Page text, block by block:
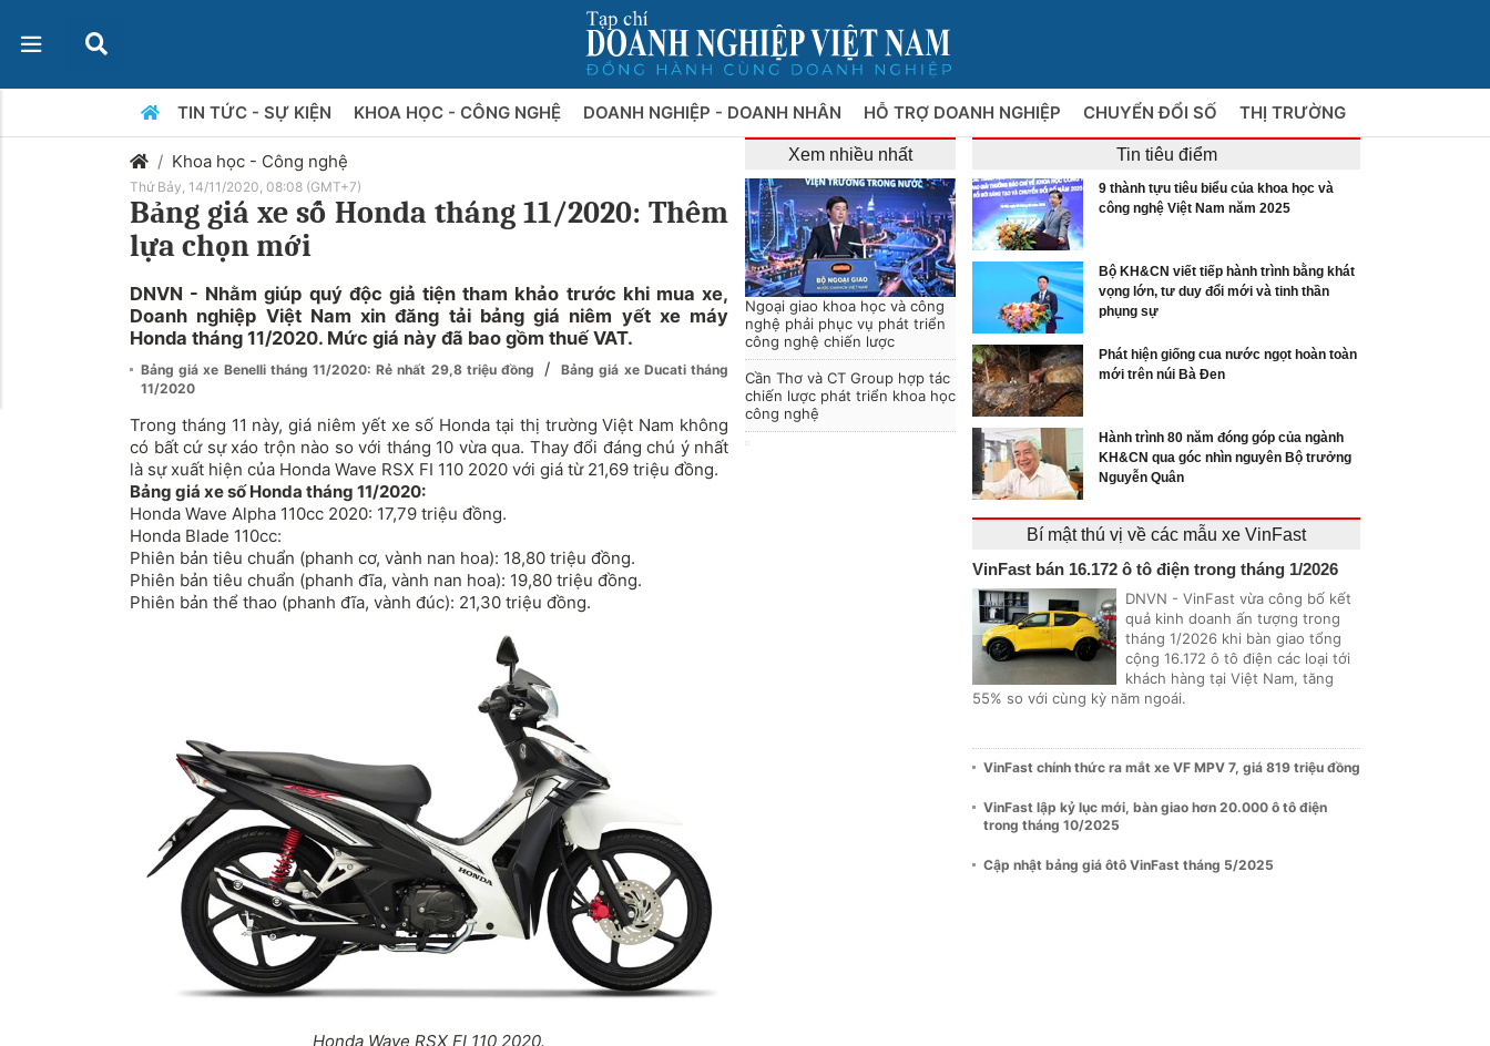
TIN TỨC - SỰ KIỆN KHOA HỌC - CÔNG NGHỆ DOANH NGHIỆP - DOANH NHÂN HỖ TRỢ DOANH NGHIỆP CHUYỂN ĐỔI SỐ THỊ TRƯỜNG
Khoa học - Công nghệ
Thứ Bảy, 14/11/2020, 08:08 (GMT+7)
Bảng giá xe số Honda tháng 11/2020: Thêm
lựa chọn mới
DNVN - Nhằm giúp quý độc giả tiện tham khảo trước khi mua xe,
Doanh nghiệp Việt Nam xin đăng tải bảng giá niêm yết xe máy
Honda tháng 11/2020. Mức giá này đã bao gồm thuế VAT.
Bảng giá xe Benelli tháng 11/2020: Rẻ nhất 29,8 triệu đồng /
Bảng giá xe Ducati tháng
11/2020
Trong tháng 11 này, giá niêm yết xe số Honda tại thị trường Việt Nam không
có bất cứ sự xáo trộn nào so với tháng 10 vừa qua. Thay đổi đáng chú ý nhất
là sự xuất hiện của Honda Wave RSX FI 110 2020 với giá từ 21,69 triệu đồng.
Bảng giá xesố Honda tháng 11/2020:
Honda Wave Alpha 110cc 2020: 17,79 triệu đồng.
Honda Blade 110cc:
Phiên bản tiêu chuẩn (phanh cơ, vành nan hoa): 18,80 triệu đồng.
Phiên bản tiêu chuẩn (phanh đĩa, vành nan hoa): 19,80 triệu đồng.
Phiên bản thể thao (phanh đĩa, vành đúc): 21,30 triệu đồng.
Honda Wave RSX FI 110 2020.
Xem nhiều nhất
Ngoại giao khoa học và công
nghệ phải phục vụ phát triển
công nghệ chiến lược
Cần Thơ và CT Group hợp tác
chiến lược phát triển khoa học
công nghệ
Tin tiêu điểm
9 thành tựu tiêu biểu của khoa học và
công nghệ Việt Nam năm 2025
Bộ KH&CN viết tiếp hành trình bằng khát
vọng lớn, tư duy đổi mới và tinh thần
phụng sự
Phát hiện giống cua nước ngọt hoàn toàn
mới trên núi Bà Đen
Hành trình 80 năm đóng góp của ngành
KH&CN qua góc nhìn nguyên Bộ trưởng
Nguyễn Quân
Bí mật thú vị về các mẫu xe VinFast
VinFast bán 16.172 ô tô điện trong tháng 1/2026
DNVN - VinFast vừa công bố kết
quả kinh doanh ấn tượng trong
tháng 1/2026 khi bàn giao tổng
cộng 16.172 ô tô điện các loại tới
khách hàng tại Việt Nam, tăng
55% so với cùng kỳ năm ngoái.
VinFast chính thức ra mắt xe VF MPV 7, giá 819 triệu đồng
VinFast lập kỷ lục mới, bàn giao hơn 20.000 ô tô điện
trong tháng 10/2025
Cập nhật bảng giá ôtô VinFast tháng 5/2025